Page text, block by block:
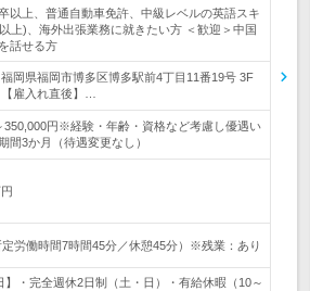
以上、普通自動車免許、中級レベルの英語スキ
上)、海外出張業務に就きたい方 ＜歓迎＞中国
話せる方
岡県福岡市博多区博多駅前4丁目11番19号 3F
雇入れ直後】…
350,000円※経験・年齢・資格など考慮し優遇い
間3か月（待遇変更なし）
労働時間7時間45分／休憩45分）※残業：あり
】・完全週休2日制（土・日）・有給休暇（10～